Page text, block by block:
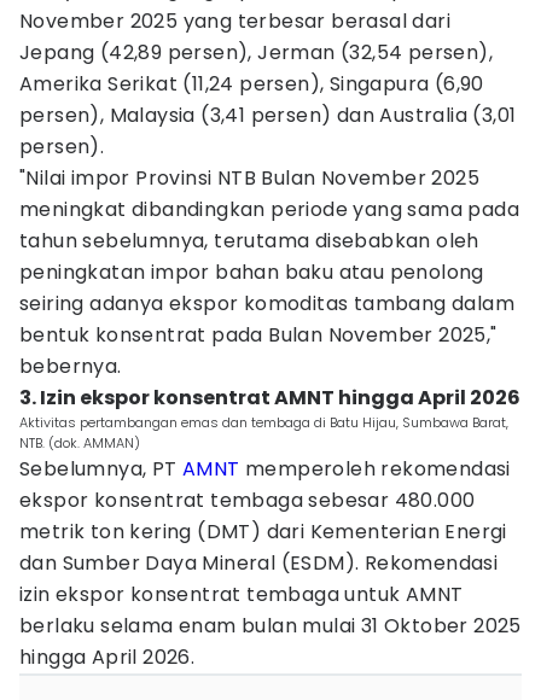
November 2025 yang terbesar berasal dari
Jepang (42,89 persen), Jerman (32,54 persen),
Amerika Serikat (11,24 persen), Singapura (6,90
persen), Malaysia (3,41 persen) dan Australia (3,01
persen).
"Nilai impor Provinsi NTB Bulan November 2025
meningkat dibandingkan periode yang sama pada
tahun sebelumnya, terutama disebabkan oleh
peningkatan impor bahan baku atau penolong
seiring adanya ekspor komoditas tambang dalam
bentuk konsentrat pada Bulan November 2025,"
bebernya.
3. Izin ekspor konsentrat AMNT hingga April 2026
Aktivitas pertambangan emas dan tembaga di Batu Hijau, Sumbawa Barat,
NTB. (dok. AMMAN)
Sebelumnya, PT AMNT memperoleh rekomendasi
ekspor konsentrat tembaga sebesar 480.000
metrik ton kering (DMT) dari Kementerian Energi
dan Sumber Daya Mineral (ESDM). Rekomendasi
izin ekspor konsentrat tembaga untuk AMNT
berlaku selama enam bulan mulai 31 Oktober 2025
hingga April 2026.